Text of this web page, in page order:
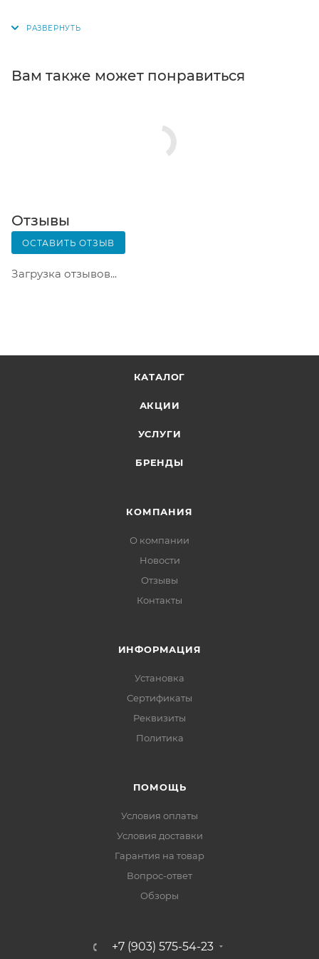
получения заказа обратитесь к сотруднику в
телефон или e-mail придет уникальный код.
Почтовая доставка через почту России. Когда
Вскрывать коробку самостоятельно вы можете
только после оплаты заказа. Один заказ может
содержать не больше 10 позиций и его стоимость
не должна превышать 100 000 р.
Вам также может понравиться
Отзывы
ОСТАВИТЬ ОТЗЫВ
Загрузка отзывов...
КАТАЛОГ
АКЦИИ
УСЛУГИ
БРЕНДЫ
КОМПАНИЯ
О компании
Новости
Отзывы
Контакты
ИНФОРМАЦИЯ
Установка
Сертификаты
Реквизиты
Политика
ПОМОЩЬ
Условия оплаты
Условия доставки
Гарантия на товар
Вопрос-ответ
Обзоры
+7 (903) 575-54-23